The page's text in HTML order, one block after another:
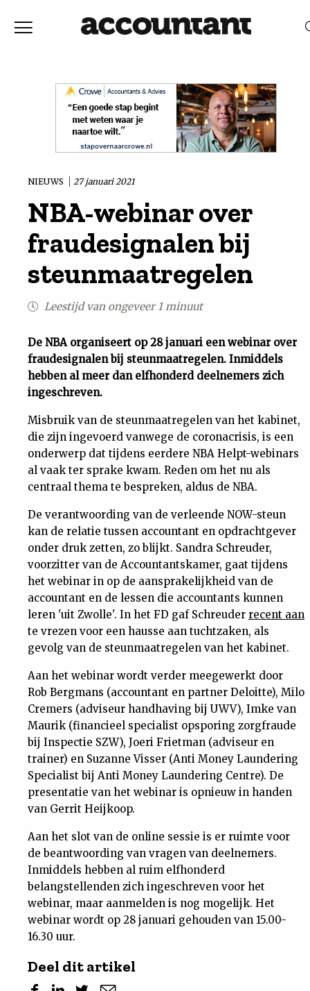
Vaktechniek
Achtergrond
Uit
Feiten
Cijfers
Tuchtrecht
Magazine
Podcast
Dossiers
Nieuwsbrief
Contact
NIEUWS 27 januari 2021
NBA-webinar over
fraudesignalen bij
steunmaatregelen
Leestijd van ongeveer 1 minuut
De NBA organiseert op 28 januari een webinar over
fraudesignalen bij steunmaatregelen. Inmiddels
hebben al meer dan elfhonderd deelnemers zich
ingeschreven.
Misbruik van de steunmaatregelen van het kabinet,
die zijn ingevoerd vanwege de coronacrisis, is een
onderwerp dat tijdens eerdere NBA Helpt-webinars
al vaak ter sprake kwam. Reden om het nu als
centraal thema te bespreken, aldus de NBA.
De verantwoording van de verleende NOW-steun
kan de relatie tussen accountant en opdrachtgever
onder druk zetten, zo blijkt. Sandra Schreuder,
voorzitter van de Accountantskamer, gaat tijdens
het webinar in op de aansprakelijkheid van de
accountant en de lessen die accountants kunnen
leren 'uit Zwolle'. In het FD gaf Schreuder recent aan
te vrezen voor een hausse aan tuchtzaken, als
gevolg van de steunmaatregelen van het kabinet.
Aan het webinar wordt verder meegewerkt door
Rob Bergmans (accountant en partner Deloitte), Milo
Cremers (adviseur handhaving bij UWV), Imke van
Maurik (financieel specialist opsporing zorgfraude
bij Inspectie SZW), Joeri Frietman (adviseur en
trainer) en Suzanne Visser (Anti Money Laundering
Specialist bij Anti Money Laundering Centre). De
presentatie van het webinar is opnieuw in handen
van Gerrit Heijkoop.
Aan het slot van de online sessie is er ruimte voor
de beantwoording van vragen van deelnemers.
Inmiddels hebben al ruim elfhonderd
belangstellenden zich ingeschreven voor het
webinar, maar aanmelden is nog mogelijk. Het
webinar wordt op 28 januari gehouden van 15.00-
16.30 uur.
Deel dit artikel
RELEVANTIEDATUM